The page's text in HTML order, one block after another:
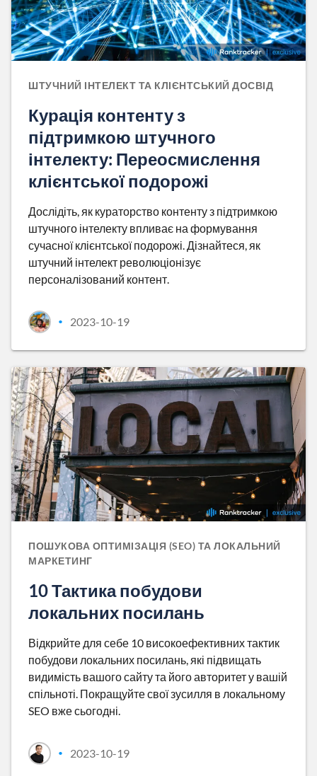
ШТУЧНИЙ ІНТЕЛЕКТ ТА КЛІЄНТСЬКИЙ ДОСВІД
Курація контенту з
підтримкою штучного
інтелекту: Переосмислення
клієнтської подорожі
Дослідіть, як кураторство контенту з підтримкою
штучного інтелекту впливає на формування
сучасної клієнтської подорожі. Дізнайтеся, як
штучний інтелект революціонізує
персоналізований контент.
• 2023-10-19
ПОШУКОВА ОПТИМІЗАЦІЯ (SEO) ТА ЛОКАЛЬНИЙ
МАРКЕТИНГ
10 Тактика побудови
локальних посилань
Відкрийте для себе 10 високоефективних тактик
побудови локальних посилань, які підвищать
видимість вашого сайту та його авторитет у вашій
спільноті. Покращуйте свої зусилля в локальному
SEO вже сьогодні.
• 2023-10-19